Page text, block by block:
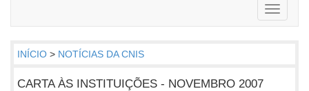
Toggle
INÍCIO > NOTÍCIAS DA CNIS
CARTA ÀS INSTITUIÇÕES - NOVEMBRO 2007